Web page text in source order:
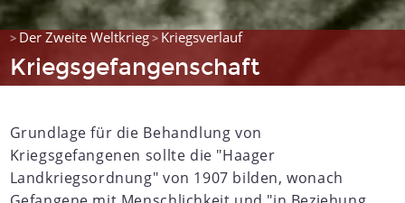
> Der Zweite Weltkrieg> Kriegsverlauf
Kriegsgefangenschaft
Grundlage für die Behandlung von
Kriegsgefangenen sollte die "Haager
Landkriegsordnung" von 1907 bilden, wonach